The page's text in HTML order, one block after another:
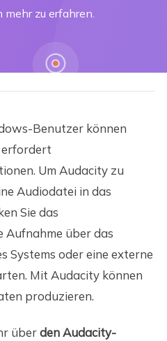
mehr zu erfahren.
Benutzer können
erfordert
Um Audacity zu
Audiodatei in das
Sie das
Aufnahme über das
Systems oder eine externe
Mit Audacity können
produzieren.
überden Audacity-